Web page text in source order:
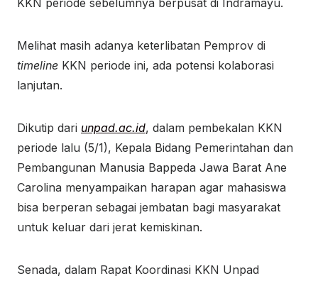
Melihat masih adanya keterlibatan Pemprov di
timeline KKN periode ini, ada potensi kolaborasi
lanjutan.
Dikutip dari unpad.ac.id, dalam pembekalan KKN
periode lalu (5/1), Kepala Bidang Pemerintahan dan
Pembangunan Manusia Bappeda Jawa Barat Ane
Carolina menyampaikan harapan agar mahasiswa
bisa berperan sebagai jembatan bagi masyarakat
untuk keluar dari jerat kemiskinan.
Senada, dalam Rapat Koordinasi KKN Unpad